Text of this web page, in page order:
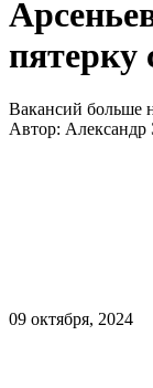
пятерку
Вакансий больше
Автор: Александр
09 октября, 2024